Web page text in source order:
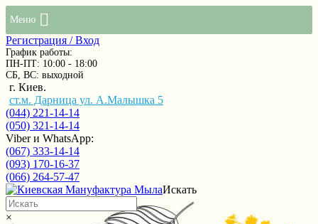
Меню
Регистрация / Вход
График работы:
ПН-ПТ: 10:00 - 18:00
СБ, ВС: выходной
г. Киев.
ст.м. Дарница ул. А.Малышка 5
(044) 221-14-14
(050) 321-14-14
Viber и WhatsApp:
(067) 333-14-14
(093) 170-16-37
(066) 264-57-47
Искать
×